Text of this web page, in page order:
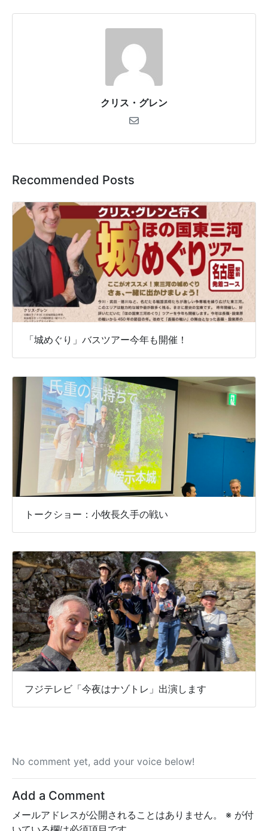
クリス・グレン
Recommended Posts
「城めぐり」バスツアー今年も開催！
トークショー：小牧長久手の戦い
フジテレビ「今夜はナゾトレ」出演します
No comment yet, add your voice below!
Add a Comment
メールアドレスが公開されることはありません。 ※ が付